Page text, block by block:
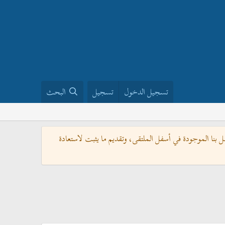
تسجيل الدخول تسجيل البحث
الموجودة في أسفل الملتقى، وتقديم ما يثبت لاستعادة